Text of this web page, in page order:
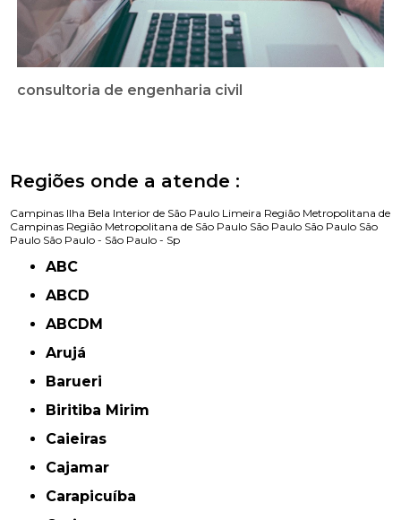
consultoria de engenharia civil
Regiões onde a atende :
Campinas Ilha Bela Interior de São Paulo Limeira Região Metropolitana de
Campinas Região Metropolitana de São Paulo São Paulo São Paulo São
Paulo São Paulo - São Paulo - Sp
ABC
ABCD
ABCDM
Arujá
Barueri
Biritiba Mirim
Caieiras
Cajamar
Carapicuíba